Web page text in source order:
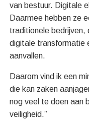
van bestuur. Digitale
Daarmee hebben ze
traditionele bedrijven,
digitale transformatie
aanvallen.
Daarom vind ik een
die kan zaken
nog veel te doen aan
veiligheid.”